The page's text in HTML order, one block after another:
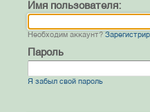
Имя пользователя:
Необходим аккаунт?
Пароль
Я забыл свой пароль